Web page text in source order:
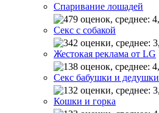
Спаривание лошадей
Секс с собакой
Жестокая реклама от LG
Секс бабушки и дедушки
Кошки и горка